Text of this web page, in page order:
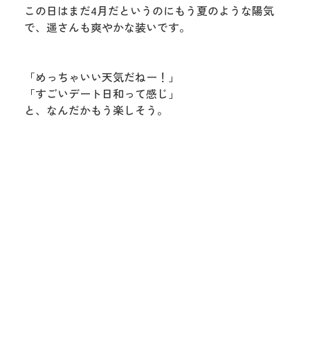
この日はまだ4月だというのにもう夏のような陽気
で、遥さんも爽やかな装いです。
「めっちゃいい天気だねー！」
「すごいデート日和って感じ」
と、なんだかもう楽しそう。